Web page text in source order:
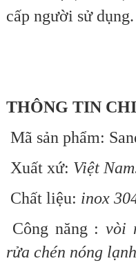
cấp người sử dụng.
THÔNG TIN
Mã sản phẩm:
Xuất xứ: Việt
Chất liệu: inox
Công năng : vòi
rửa chén nóng